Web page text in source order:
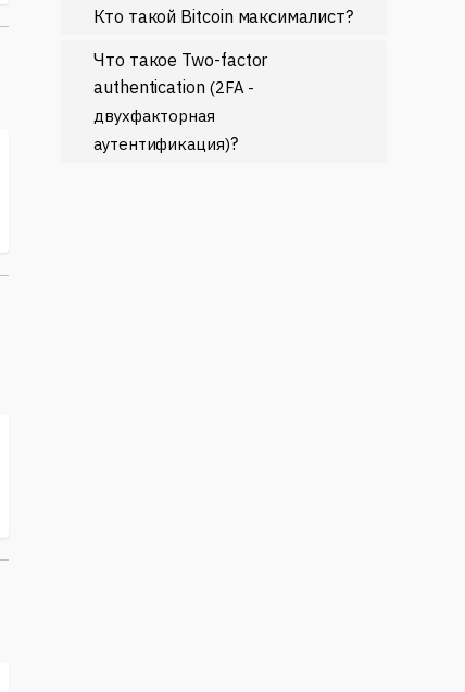
Кто такой Bitcoin максималист?
Что такое Two-factor
authentication (2FA -
двухфакторная
аутентификация)?